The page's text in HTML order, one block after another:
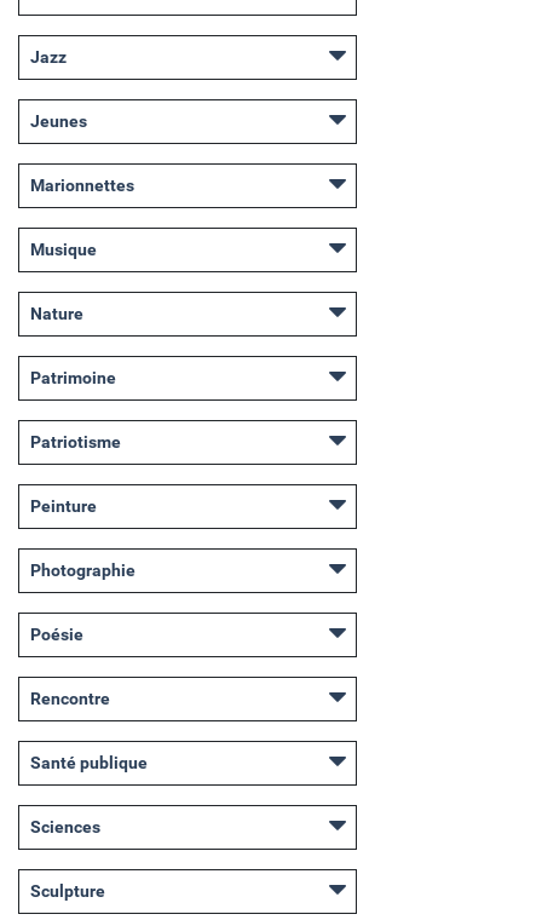
Jazz
Jeunes
Marionnettes
Musique
Nature
Patrimoine
Patriotisme
Peinture
Photographie
Poésie
Rencontre
Santé publique
Sciences
Sculpture